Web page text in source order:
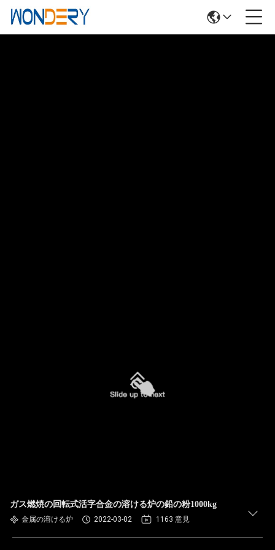
ガス燃焼の回転式活字合金の溶ける炉の鉛の粉1000kg
金属の溶ける炉 2022-03-02 1163 意見